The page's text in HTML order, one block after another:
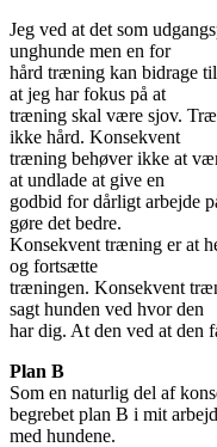
Jeg ved at det som
unghunde men en for
hård træning kan bidrage
at jeg har fokus på at
træning skal være sjov.
ikke hård. Konsekvent
træning behøver ikke at
at undlade at give en
godbid for dårligt arbejde
gøre det bedre.
Konsekvent træning er at
og fortsætte
træningen. Konsekvent
sagt hunden ved hvor den
har dig. At den ved at den
Plan B
Som en naturlig del af
begrebet plan B i mit
med hundene.